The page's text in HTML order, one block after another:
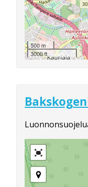
500 m
3000 ft